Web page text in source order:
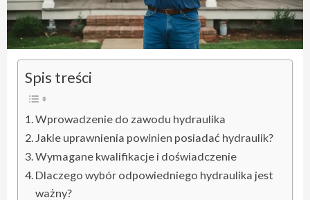
Spis treści
Wprowadzenie do zawodu hydraulika
Jakie uprawnienia powinien posiadać hydraulik?
Wymagane kwalifikacje i doświadczenie
Dlaczego wybór odpowiedniego hydraulika jest
ważny?